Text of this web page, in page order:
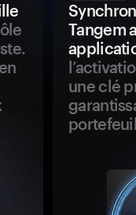
Tangem
une clé